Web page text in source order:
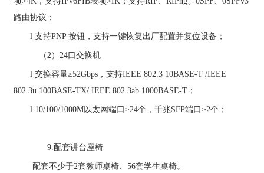
路由协议；
l支持PNP按钮，支持一键恢复出厂配置并复位设备；
（2）24口交换机
l交换容量≥52Gbps ，支持IEEE 802.3 10BASE-T /IEEE
802.3u 100BASE-TX/ IEEE 802.3ab 1000BASE-T ；
l 10/100/1000M以太网端口≥24个，千兆SFP端口≥2个；
9.配套讲台座椅
配套不少于2套教师桌椅、56套学生桌椅。